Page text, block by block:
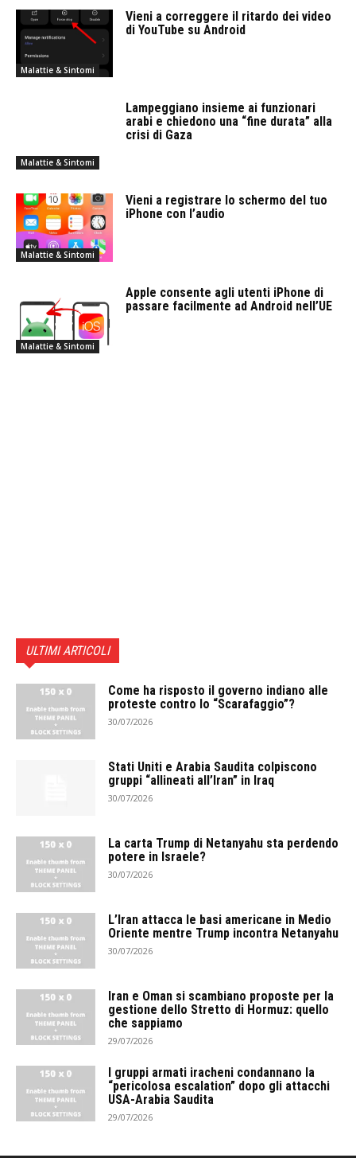
Malattie & Sintomi
Vieni a correggere il ritardo dei video
di YouTube su Android
Malattie & Sintomi
Lampeggiano insieme ai funzionari
arabi e chiedono una “fine durata” alla
crisi di Gaza
Malattie & Sintomi
Vieni a registrare lo schermo del tuo
iPhone con l’audio
Malattie & Sintomi
Apple consente agli utenti iPhone di
passare facilmente ad Android nell’UE
ULTIMI ARTICOLI
Come ha risposto il governo indiano alle
proteste contro lo “Scarafaggio”?
30/07/2026
Stati Uniti e Arabia Saudita colpiscono
gruppi “allineati all’Iran” in Iraq
30/07/2026
La carta Trump di Netanyahu sta perdendo
potere in Israele?
30/07/2026
L’Iran attacca le basi americane in Medio
Oriente mentre Trump incontra Netanyahu
30/07/2026
Iran e Oman si scambiano proposte per la
gestione dello Stretto di Hormuz: quello
che sappiamo
29/07/2026
I gruppi armati iracheni condannano la
“pericolosa escalation” dopo gli attacchi
USA-Arabia Saudita
29/07/2026